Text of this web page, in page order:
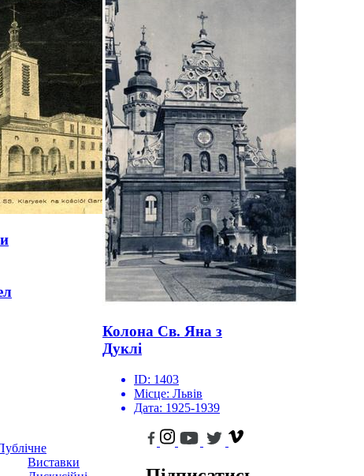
Колона Св. Яна з
Дуклі
ID: 1403
Місце: Львів
Дата: 1925-1939
Виставки